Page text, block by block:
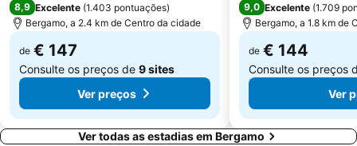
8,9 Excelente (1.403 pontuações)
Bergamo, a 2.4 km de Centro da cidade
de € 147
Consulte os preços de 9 sites
Ver preços
9,0 Excelente (1.709
Bergamo, a 1.8 km de
de € 144
Consulte os preços
Ver
Ver todas as estadias em Bergamo